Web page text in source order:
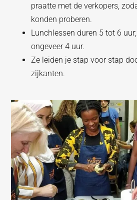
praatte met de verkopers,
konden proberen.
Lunchlessen duren 5 tot 6
ongeveer 4 uur.
Ze leiden je stap voor stap
zijkanten.